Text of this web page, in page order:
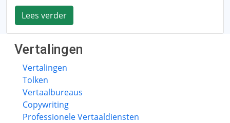
Lees verder
Vertalingen
Vertalingen
Tolken
Vertaalbureaus
Copywriting
Professionele Vertaaldiensten